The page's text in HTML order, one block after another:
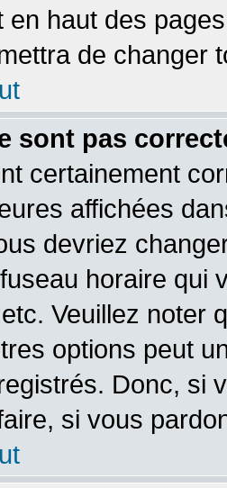
en haut des
de changer
sont pas
certainement
affichées
devriez
horaire qui
Veuillez noter
options peut
Donc, si
si vous